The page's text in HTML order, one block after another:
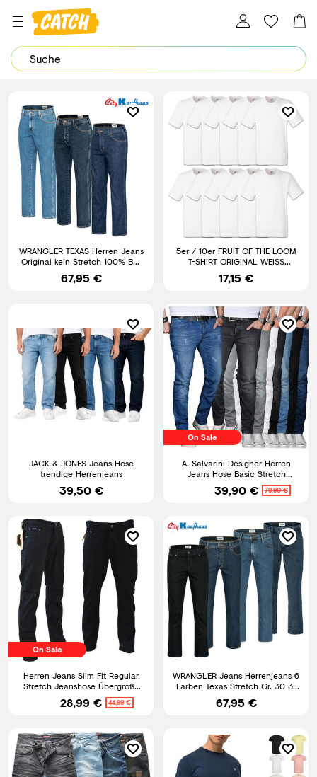
Dein Password wurde erfolgreich geändert.
WRANGLER TEXAS Herren Jeans
Original kein Stretch 100% BW
Herrenjeans Jeanshose
67,95 €
5er / 10er FRUIT OF THE LOOM
T-SHIRT ORIGINAL WEISS
HERREN SHIRT - S M L XL XXL
17,15 €
JACK & JONES Jeans Hose
trendige Herrenjeans
39,50 €
On Sale
A. Salvarini Designer Herren
Jeans Hose Basic Stretch
Jeanshose Regular Slim NEU
39,90 € 79,90 €
On Sale
Herren Jeans Slim Fit Regular
Stretch Jeanshose Übergröße
Hosen Six-Jeans
28,99 € 44,99 €
WRANGLER Jeans Herrenjeans 6
Farben Texas Stretch Gr. 30 31
32 33 34
67,95 €